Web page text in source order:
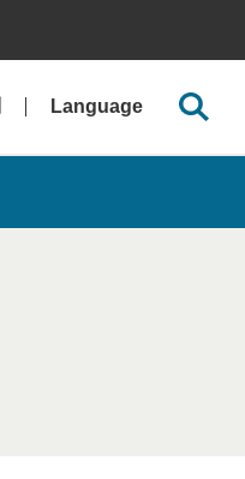
Language